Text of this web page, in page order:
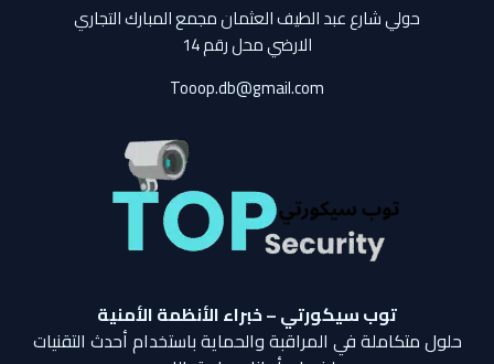
حولي شارع عبد الطيف العثمان مجمع المبارك التجاري
الارضي محل رقم 14
Tooop.db@gmail.com
توب سيكورتي – خبراء الأنظمة الأمنية
حلول متكاملة في المراقبة والحماية باستخدام أحدث التقنيات